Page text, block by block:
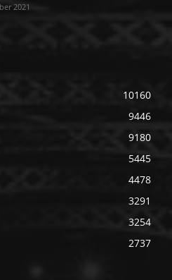
2021
10160
9446
9180
5445
4478
3291
3254
2737